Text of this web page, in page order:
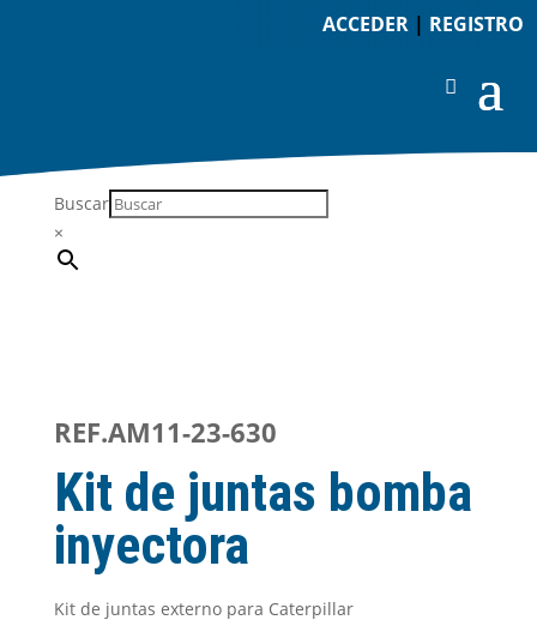
ACCEDER| REGISTRO
Buscar
×
REF.AM11-23-630
Kit de juntas bomba
inyectora
Kit de juntas externo para Caterpillar